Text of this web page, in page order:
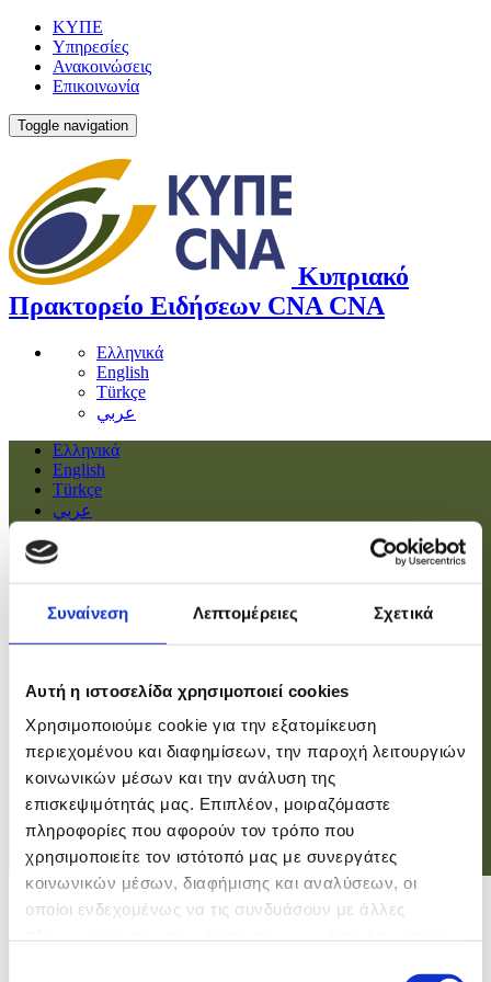
Συναίνεση Λεπτομέρειες Σχετικά
Αυτή η ιστοσελίδα χρησιμοποιεί cookies
Χρησιμοποιούμε cookie για την εξατομίκευση
περιεχομένου και διαφημίσεων, την παροχή λειτουργιών
κοινωνικών μέσων και την ανάλυση της
επισκεψιμότητάς μας. Επιπλέον, μοιραζόμαστε
πληροφορίες που αφορούν τον τρόπο που
χρησιμοποιείτε τον ιστότοπό μας με συνεργάτες
κοινωνικών μέσων, διαφήμισης και αναλύσεων, οι
οποίοι ενδεχομένως να τις συνδυάσουν με άλλες
ΚΥΠΕ
Υπηρεσίες
Ανακοινώσεις
Επικοινωνία
Toggle navigation
Κυπριακό
Πρακτορείο Ειδήσεων CNA CNA
Ελληνικά
English
Türkçe
عربي
Ελληνικά
English
Türkçe
عربي
Αρχική
Πολιτική
Οικονομία
Βουλή
Εσωτερικά
Ευρώπη
Κόσμος
Αθλητικά
Virals
Επιστήμες
Σύνδεση
Σύνδεση